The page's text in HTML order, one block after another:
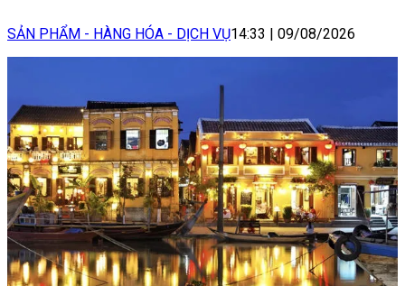
SẢN PHẨM - HÀNG HÓA - DỊCH VỤ14:33 09/08/2026